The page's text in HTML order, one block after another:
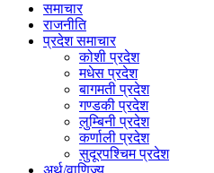
समाचार
राजनीति
प्रदेश समाचार
कोशी प्रदेश
मधेस प्रदेश
बागमती प्रदेश
गण्डकी प्रदेश
लुम्बिनी प्रदेश
कर्णाली प्रदेश
सुदूरपश्चिम प्रदेश